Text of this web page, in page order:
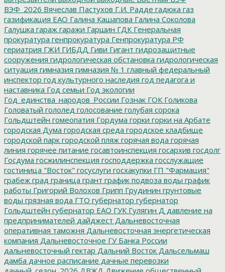
ВЭФ_2026 Вячеслав Пастухов Г.И. Радде гадюка газ
газификация ЕАО Галина Кашапова Галина Соколова
Галушка гараж гаражи Гаршин ГДК Генеральная
прокуратура генпрокуратура Генпрокуратура РФ
гериатрия ГЖИ ГИБДД Гиви Гигант гидрозащитные
сооружения гидрологическая обстановка гидрологическая
ситуация гимназия гимназия № 1 главный федеральный
инспектор год культурного наследия год педагога и
наставника Год семьи Год экологии
Год_единства_народов_России Гознак ГОК Голикова
Головатый гололед голосование голубая сорока
Гольдштейн гомеопатия Гордума горки горки на Арбате
городская Дума городская среда городское кладбище
городской парк городской пляж горячая вода горячая
линия горячее питание госавтоинспекция госархив госдолг
Госдума госжилинспекция господдержка госслужащие
гостиница "Восток" госуслуги госхакупки ГП "Фармация"
грабеж град граница грант график подвоза воды график
работы Григорий Волохов Грипп Грудинин грунтовые
воды грязная вода ГТО губернатор губернатор
Гольдштейн губернатор ЕАО ГУК Гулягин Д давление на
предпринимателей дайджест Дальневосточная
оперативная таможня Дальневосточная энергетическая
компания Дальневосточное ГУ Банка России
дальневосточный гектар Дальний Восток Дальсельмаш
дамба дачное расписание дачные перевозки